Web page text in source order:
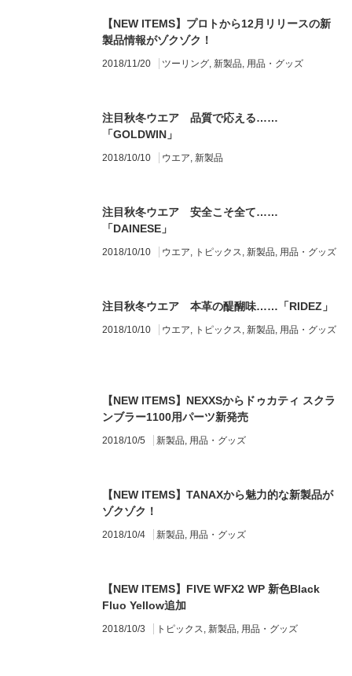
【NEW ITEMS】プロトから12月リリースの新
製品情報がゾクゾク！
2018/11/20 ツーリング, 新製品, 用品・グッズ
注目秋冬ウエア 品質で応える……
「GOLDWIN」
2018/10/10 ウエア, 新製品
注目秋冬ウエア 安全こそ全て……
「DAINESE」
2018/10/10 ウエア, トピックス, 新製品, 用品・グッズ
注目秋冬ウエア 本革の醍醐味……「RIDEZ」
2018/10/10 ウエア, トピックス, 新製品, 用品・グッズ
【NEW ITEMS】NEXXSからドゥカティ スクラ
ンブラー1100用パーツ新発売
2018/10/5 新製品, 用品・グッズ
【NEW ITEMS】TANAXから魅力的な新製品が
ゾクゾク！
2018/10/4 新製品, 用品・グッズ
【NEW ITEMS】FIVE WFX2 WP 新色Black
Fluo Yellow追加
2018/10/3 トピックス, 新製品, 用品・グッズ